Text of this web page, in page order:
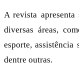
A revista
diversas áreas,
esporte,
dentre outras.